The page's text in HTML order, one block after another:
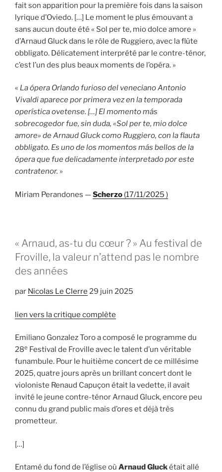
fait son apparition pour la première fois dans la saison
lyrique d’Oviedo. […] Le moment le plus émouvant a
sans aucun doute été « Sol per te, mio dolce amore »
d’Arnaud Gluck dans le rôle de Ruggiero, avec la flûte
obbligato. Délicatement interprété par le contre-ténor,
c’est l’un des plus beaux moments de l’opéra. »
« La ópera Orlando furioso del veneciano Antonio
Vivaldi aparece por primera vez en la temporada
operística ovetense. […] El momento más
sobrecogedor fue, sin duda, «Sol per te, mio dolce
amore» de Arnaud Gluck como Ruggiero, con la flauta
obbligato. Es uno de los momentos más bellos de la
ópera que fue delicadamente interpretado por este
contratenor. »
Miriam Perandones —Scherzo (17/11/2025 )
« Arnaud, as-tu du cœur ? » Au festival de
Froville, la valeur n’attend pas le nombre
des années
par Nicolas Le Clerre 29 juin 2025
lien vers la critique complète
Emiliano Gonzalez Toro a composé le programme du
28e Festival de Froville avec le talent d’un véritable
funambule. Pour le huitième concert de ce millésime
2025, quatre jours après un brillant concert dont le
violoniste Renaud Capuçon était la vedette, il avait
invité le jeune contre-ténor Arnaud Gluck, encore peu
connu du grand public mais d’ores et déjà très
prometteur.
[…]
Entamé du fond de l’église où Arnaud Gluckétait allé